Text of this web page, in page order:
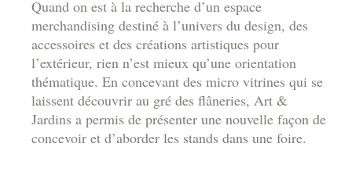
Quand on est à la recherche d’un espace
merchandising destiné à l’univers du design, des
accessoires et des créations artistiques pour
l’extérieur, rien n’est mieux qu’une orientation
thématique. En concevant des micro vitrines qui se
laissent découvrir au gré des flâneries, Art &
Jardins a permis de présenter une nouvelle façon de
concevoir et d’aborder les stands dans une foire.